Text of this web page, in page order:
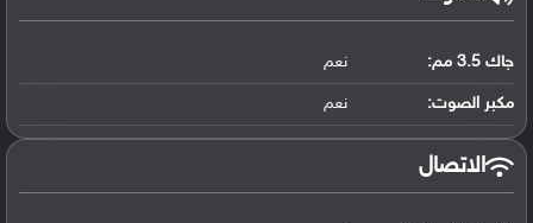
جاك 3.5 مم: نعم
مكبر الصوت: نعم
الاتصال